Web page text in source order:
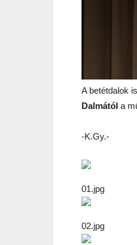
A betétdalok
Dalmától a
-K.Gy.-
01.jpg
02.jpg